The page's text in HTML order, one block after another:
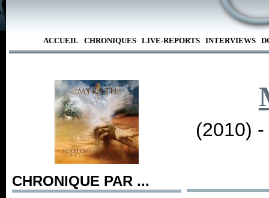
ACCUEIL CHRONIQUES LIVE-REPORTS INTERVIEWS
CHRONIQUE PAR ...
(2010)